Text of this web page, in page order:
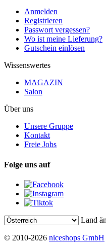
Anmelden
Registrieren
Passwort vergessen?
Wo ist meine Lieferung?
Gutschein einlösen
Wissenswertes
MAGAZIN
Salon
Über uns
Unsere Gruppe
Kontakt
Freie Jobs
Folge uns auf
Land
© 2010-2026 niceshops GmbH